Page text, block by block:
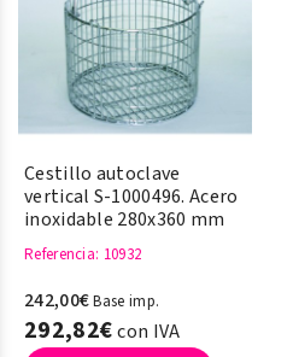
Cestillo autoclave
vertical S-1000496. Acero
inoxidable 280x360 mm
Referencia: 10932
242,00€Base imp.
292,82€con IVA